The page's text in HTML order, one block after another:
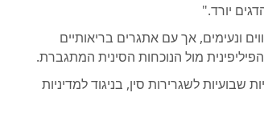
יורד."
ונעימים, אך עם אתגרים בריאותיים
מול הנוכחות הסינית המתגברת.
לשגרירות סין, בניגוד למדיניות